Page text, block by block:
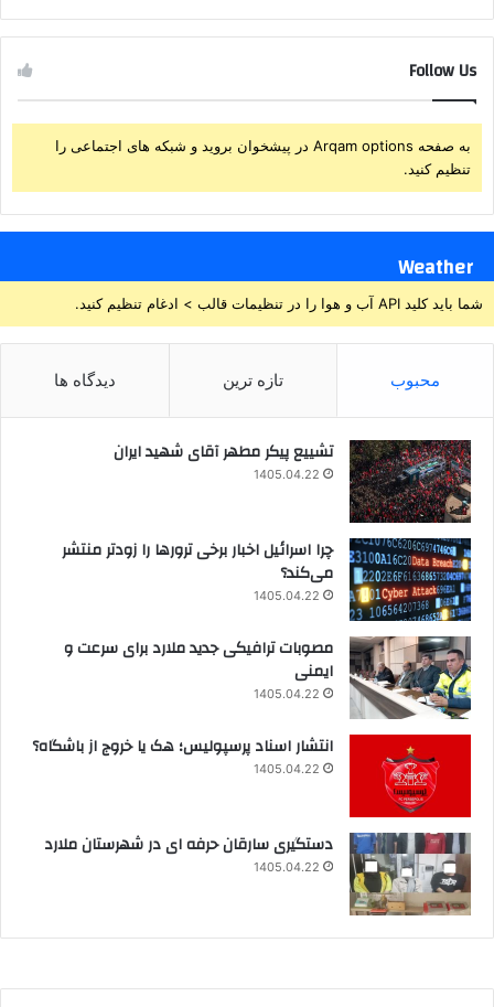
Follow Us
به صفحه Arqam options در پیشخوان بروید و شبکه های اجتماعی را
تنظیم کنید.
Weather
شما باید کلید API آب و هوا را در تنظیمات قالب > ادغام تنظیم کنید.
محبوب تازه ترین دیدگاه ها
تشییع پیکر مطهر آقای شهید ایران
1405.04.22
چرا اسرائیل اخبار برخی ترورها را زودتر منتشر
می‌کند؟
1405.04.22
مصوبات ترافیکی جدید ملارد برای سرعت و
ایمنی
1405.04.22
انتشار اسناد پرسپولیس؛ هک یا خروج از باشگاه؟
1405.04.22
دستگیری سارقان حرفه ای در شهرستان ملارد
1405.04.22